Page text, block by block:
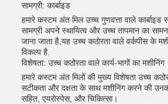
सामग्री: कार्बाइड
हमारे कस्टम अंत मिल उच्च गुणवत्ता वाले कार्बाइड
सामग्री अपने स्थायित्व और उच्च तापमान का
जाना जाता है,यह उच्च कठोरता वाले वर्कपीस के
विकल्प है.
विशेषता: उच्च कठोरता वाले कार्य-भागों का मशीनिंग
हमारे कस्टम अंत मिलों की मुख्य विशेषता उच्च
सटीकता और दक्षता के साथ मशीनिंग करने की
सहित, एयरोस्पेस, और चिकित्सा।